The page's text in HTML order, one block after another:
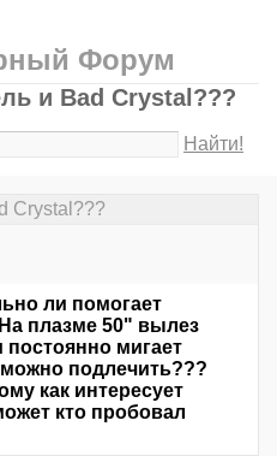
Форум
и Bad Crystal???
Найти!
Crystal???
ли помогает
плазме 50" вылез
постоянно мигает
подлечить???
как интересует
кто пробовал